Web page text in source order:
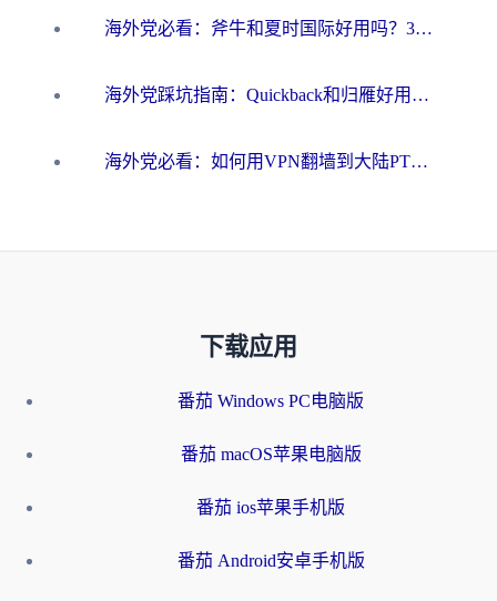
海外党必看：斧牛和夏时国际好用吗？3步选对回国加速器，无缝刷国内资源
海外党踩坑指南：Quickback和归雁好用吗？选对加速器才能无缝刷国内资源
海外党必看：如何用VPN翻墙到大陆PTT？一篇解决你所有回国加速痛点
下载应用
番茄 Windows PC电脑版
番茄 macOS苹果电脑版
番茄 ios苹果手机版
番茄 Android安卓手机版